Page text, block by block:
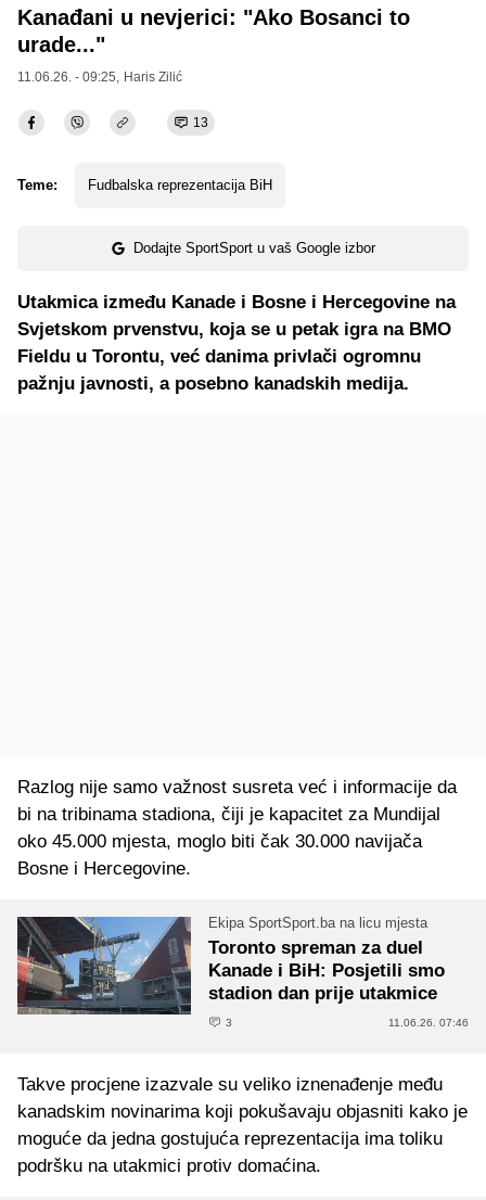
Kanađani u nevjerici: "Ako Bosanci to
urade..."
11.06.26. - 09:25, Haris Zilić
13
Teme: Fudbalska reprezentacija BiH
Dodajte SportSport u vaš Google izbor
Utakmica između Kanade i Bosne i Hercegovine na
Svjetskom prvenstvu, koja se u petak igra na BMO
Fieldu u Torontu, već danima privlači ogromnu
pažnju javnosti, a posebno kanadskih medija.
Razlog nije samo važnost susreta već i informacije da
bi na tribinama stadiona, čiji je kapacitet za Mundijal
oko 45.000 mjesta, moglo biti čak 30.000 navijača
Bosne i Hercegovine.
Ekipa SportSport.ba na licu mjesta
Toronto spreman za duel
Kanade i BiH: Posjetili smo
stadion dan prije utakmice
3 11.06.26. 07:46
Takve procjene izazvale su veliko iznenađenje među
kanadskim novinarima koji pokušavaju objasniti kako je
moguće da jedna gostujuća reprezentacija ima toliku
podršku na utakmici protiv domaćina.